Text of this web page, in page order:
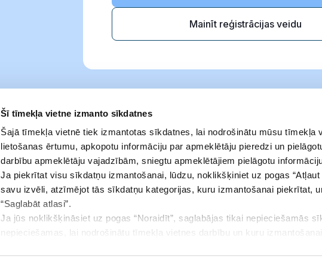
Šī tīmekļa vietne izmanto sīkdatnes
Šajā tīmekļa vietnē tiek izmantotas sīkdatnes, lai nodrošinātu mūsu tīmekļa
lietošanas ērtumu, apkopotu informāciju par apmeklētāju pieredzi un
darbību apmeklētāju vajadzībām, sniegtu apmeklētājiem pielāgotu
Ja piekrītat visu sīkdatņu izmantošanai, lūdzu, noklikšķiniet uz pogas
savu izvēli, atzīmējot tās sīkdatņu kategorijas, kuru izmantošanai piekrītat,
“Saglabāt atlasi”.
Ja jūs noklikšķināsiet uz pogas “Noraidīt”, saglabājas tikai nepieciešamās
nepieciešamas, lai nodrošinātu tīmekļa vietnes darbību un kuru
Mainīt reģistrācijas veidu
Noteikumi
Privātuma politika
Adrese